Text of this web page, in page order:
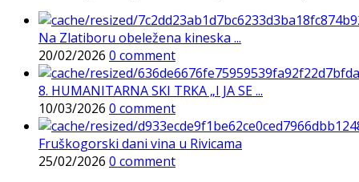
Na Zlatiboru obeležena kineska ...
20/02/2026 0 comment
8. HUMANITARNA SKI TRKA „I JA SE ...
10/03/2026 0 comment
Fruškogorski dani vina u Rivicama
25/02/2026 0 comment